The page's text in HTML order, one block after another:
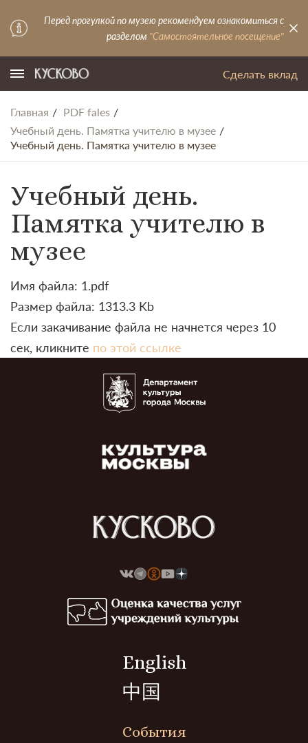
Перед прогулкой по музею рекомендуем ознакомиться с
разделом "Самостоятельное посещение"
Сделать вклад
Главная
PDF fales
Учебный день. Памятка учителю в музее
Учебный день. Памятка учителю в музее
Учебный день.
Памятка учителю в
музее
Имя файла: 1.pdf
Размер файла: 1313.3 Kb
Если закачивание файла не начнется через 10
сек, кликните по этой ссылке
English
中国
События